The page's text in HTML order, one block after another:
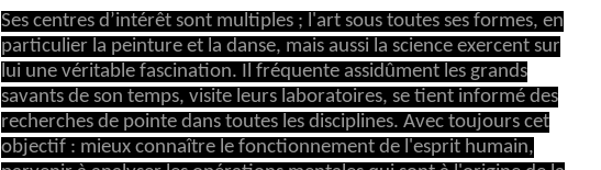
Ses centres d’intérêt sont multiples ; l'art sous toutes ses formes, en
particulier la peinture et la danse, mais aussi la science exercent sur
lui une véritable fascination. Il fréquente assidûment les grands
savants de son temps, visite leurs laboratoires, se tient informé des
recherches de pointe dans toutes les disciplines. Avec toujours cet
objectif : mieux connaître le fonctionnement de l'esprit humain,